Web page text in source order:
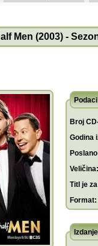
Men (2003) -
Broj
Godina
Veličina:
Titl je
Format: